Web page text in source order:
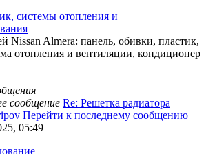
системы отопления и
Nissan Almera: панель, обивки, пластик,
отопления и вентиляции, кондиционер
сообщение Re: Решетка радиатора
Перейти к последнему сообщению
05:49